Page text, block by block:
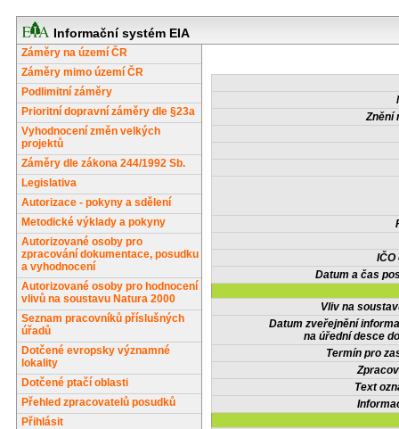
Informační systém EIA
Záměry na území ČR
Záměry mimo území ČR
Podlimitní záměry
Prioritní dopravní záměry dle §23a
Vyhodnocení změn velkých
projektů
Záměry dle zákona 244/1992 Sb.
Legislativa
Autorizace - pokyny a sdělení
Metodické výklady a pokyny
Autorizované osoby pro
zpracování dokumentace, posudku
a vyhodnocení
Autorizované osoby pro hodnocení
vlivů na soustavu Natura 2000
Seznam pracovníků příslušných
úřadů
Dotčené evropsky významné
lokality
Dotčené ptačí oblasti
Přehled zpracovatelů posudků
Přihlásit
Znění
IČO
Datum a čas
Vliv na
Datum zveřejnění
na úřední desce
Termín pro
Text